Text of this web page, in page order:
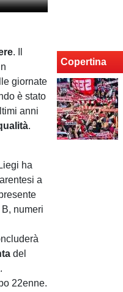
. Il
giornate
è stato
anni
.
ha
a
numeri
del
22enne.
Copertina